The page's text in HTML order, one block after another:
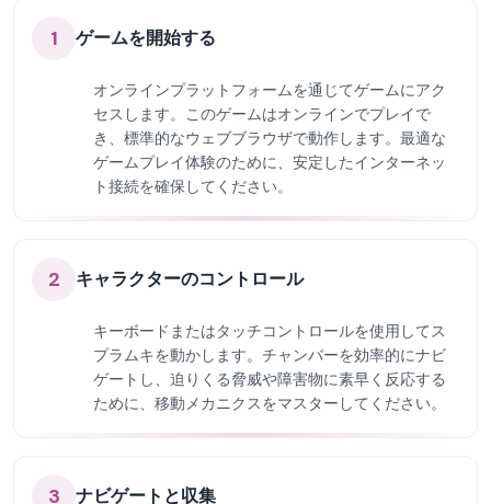
1 ゲームを開始する
オンラインプラットフォームを通じてゲームにアク
セスします。このゲームはオンラインでプレイで
き、標準的なウェブブラウザで動作します。最適な
ゲームプレイ体験のために、安定したインターネッ
ト接続を確保してください。
2 キャラクターのコントロール
キーボードまたはタッチコントロールを使用してス
プラムキを動かします。チャンバーを効率的にナビ
ゲートし、迫りくる脅威や障害物に素早く反応する
ために、移動メカニクスをマスターしてください。
3 ナビゲートと収集